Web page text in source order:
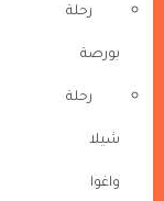
رحلة
بورصة
رحلة
شيلا
واغوا